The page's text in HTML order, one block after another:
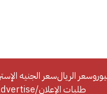
سعر الريالسعر الجنيه
طلبات الإعلان/Advertise